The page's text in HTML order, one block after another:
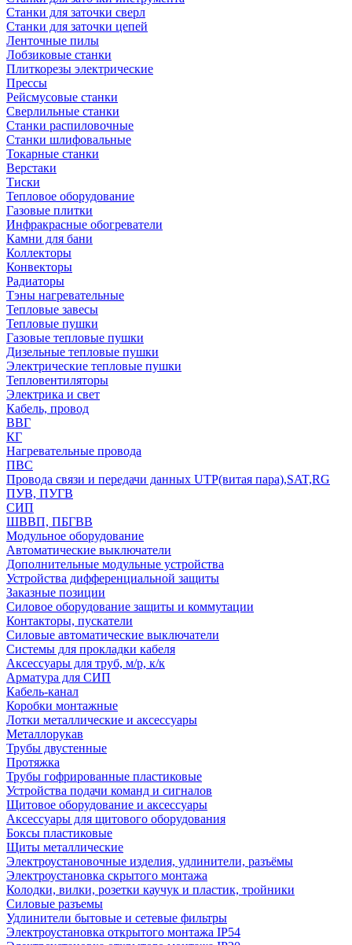
Станки для заточки сверл
Станки для заточки цепей
Ленточные пилы
Лобзиковые станки
Плиткорезы электрические
Прессы
Рейсмусовые станки
Сверлильные станки
Станки распиловочные
Станки шлифовальные
Токарные станки
Верстаки
Тиски
Тепловое оборудование
Газовые плитки
Инфракрасные обогреватели
Камни для бани
Коллекторы
Конвекторы
Радиаторы
Тэны нагревательные
Тепловые завесы
Тепловые пушки
Газовые тепловые пушки
Дизельные тепловые пушки
Электрические тепловые пушки
Тепловентиляторы
Электрика и свет
Кабель, провод
ВВГ
КГ
Нагревательные провода
ПВС
Провода связи и передачи данных UTP(витая пара),SAT,RG
ПУВ, ПУГВ
СИП
ШВВП, ПБГВВ
Модульное оборудование
Автоматические выключатели
Дополнительные модульные устройства
Устройства дифференциальной защиты
Заказные позиции
Силовое оборудование защиты и коммутации
Контакторы, пускатели
Силовые автоматические выключатели
Системы для прокладки кабеля
Аксессуары для труб, м/р, к/к
Арматура для СИП
Кабель-канал
Коробки монтажные
Лотки металлические и аксессуары
Металлорукав
Трубы двустенные
Протяжка
Трубы гофрированные пластиковые
Устройства подачи команд и сигналов
Щитовое оборудование и аксессуары
Аксессуары для щитового оборудования
Боксы пластиковые
Щиты металлические
Электроустановочные изделия, удлинители, разъёмы
Электроустановка скрытого монтажа
Колодки, вилки, розетки каучук и пластик, тройники
Силовые разъемы
Удлинители бытовые и сетевые фильтры
Электроустановка открытого монтажа IP54